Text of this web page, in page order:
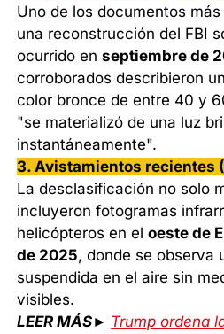
Uno de los documentos
una reconstrucción del FBI
ocurrido enseptiembre de
corroborados describieron
color bronce de entre 40 y
"se materializó de una luz
instantáneamente".
3. Avistamientos recientes
La desclasificación no solo
incluyeron fotogramas
helicópteros en eloeste de
de 2025, donde se observa
suspendida en el aire sin
visibles.
LEER MÁS► Trump ordena